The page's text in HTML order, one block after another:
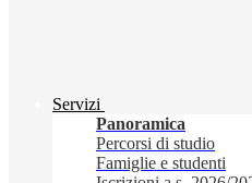
Servizi
Panoramica
Percorsi di studio
Famiglie e studenti